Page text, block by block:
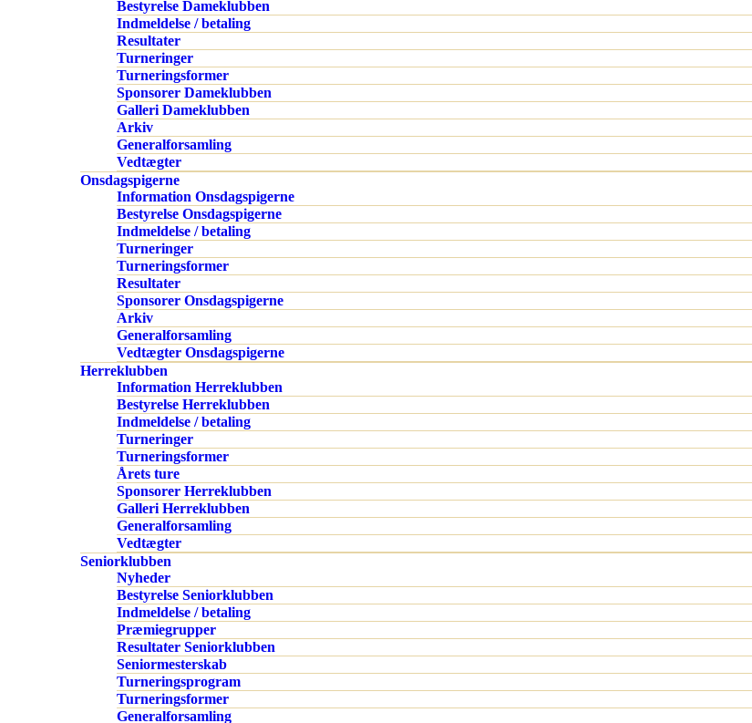
Bestyrelse Dameklubben
Indmeldelse / betaling
Resultater
Turneringer
Turneringsformer
Sponsorer Dameklubben
Galleri Dameklubben
Arkiv
Generalforsamling
Vedtægter
Onsdagspigerne
Information Onsdagspigerne
Bestyrelse Onsdagspigerne
Indmeldelse / betaling
Turneringer
Turneringsformer
Resultater
Sponsorer Onsdagspigerne
Arkiv
Generalforsamling
Vedtægter Onsdagspigerne
Herreklubben
Information Herreklubben
Bestyrelse Herreklubben
Indmeldelse / betaling
Turneringer
Turneringsformer
Årets ture
Sponsorer Herreklubben
Galleri Herreklubben
Generalforsamling
Vedtægter
Seniorklubben
Nyheder
Bestyrelse Seniorklubben
Indmeldelse / betaling
Præmiegrupper
Resultater Seniorklubben
Seniormesterskab
Turneringsprogram
Turneringsformer
Generalforsamling